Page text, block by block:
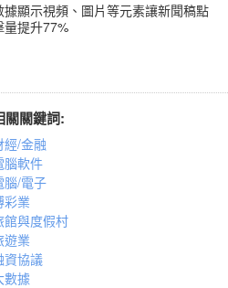
據顯示視頻、圖片等元素讓新聞稿點
量提升77%
關關鍵詞:
經/金融
腦軟件
腦/電子
彩業
館與度假村
遊業
資協議
數據